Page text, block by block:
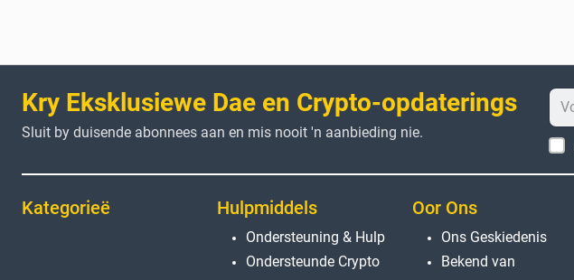
Kry Eksklusiewe Dae en Crypto-opdaterings
Sluit by duisende abonnees aan en mis nooit 'n aanbieding nie.
Kategorieë Hulpmiddels
Ondersteuning & Hulp
Ondersteunde Crypto
Oor Ons
Ons Geskiedenis
Bekend van